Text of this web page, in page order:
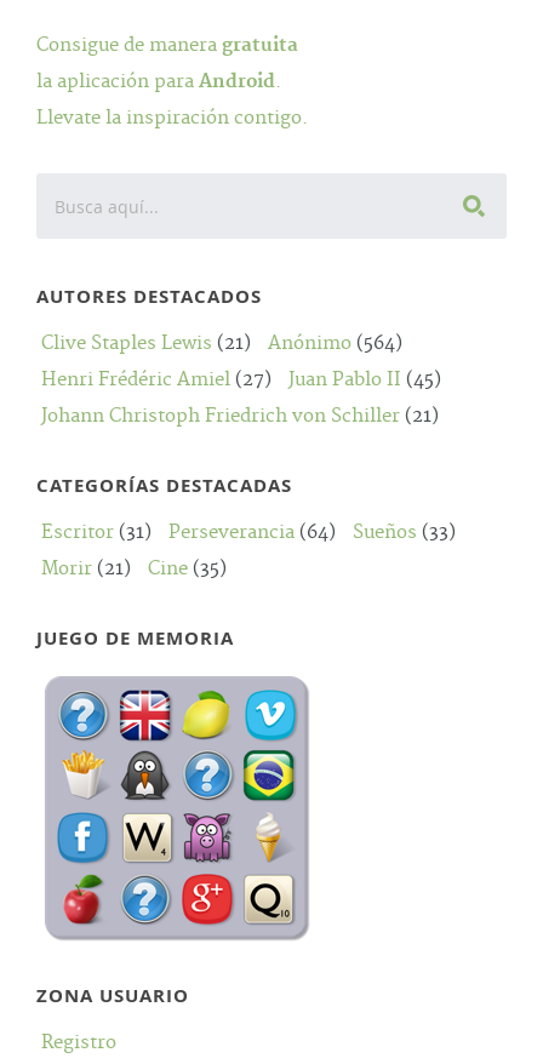
Consigue de manera gratuita
la aplicación para Android.
Llevate la inspiración contigo.
AUTORES DESTACADOS
Clive Staples Lewis (21) Anónimo (564)
Henri Frédéric Amiel (27) Juan Pablo II (45)
Johann Christoph Friedrich von Schiller (21)
CATEGORÍAS DESTACADAS
Escritor (31) Perseverancia (64) Sueños (33)
Morir (21) Cine (35)
JUEGO DE MEMORIA
ZONA USUARIO
Registro